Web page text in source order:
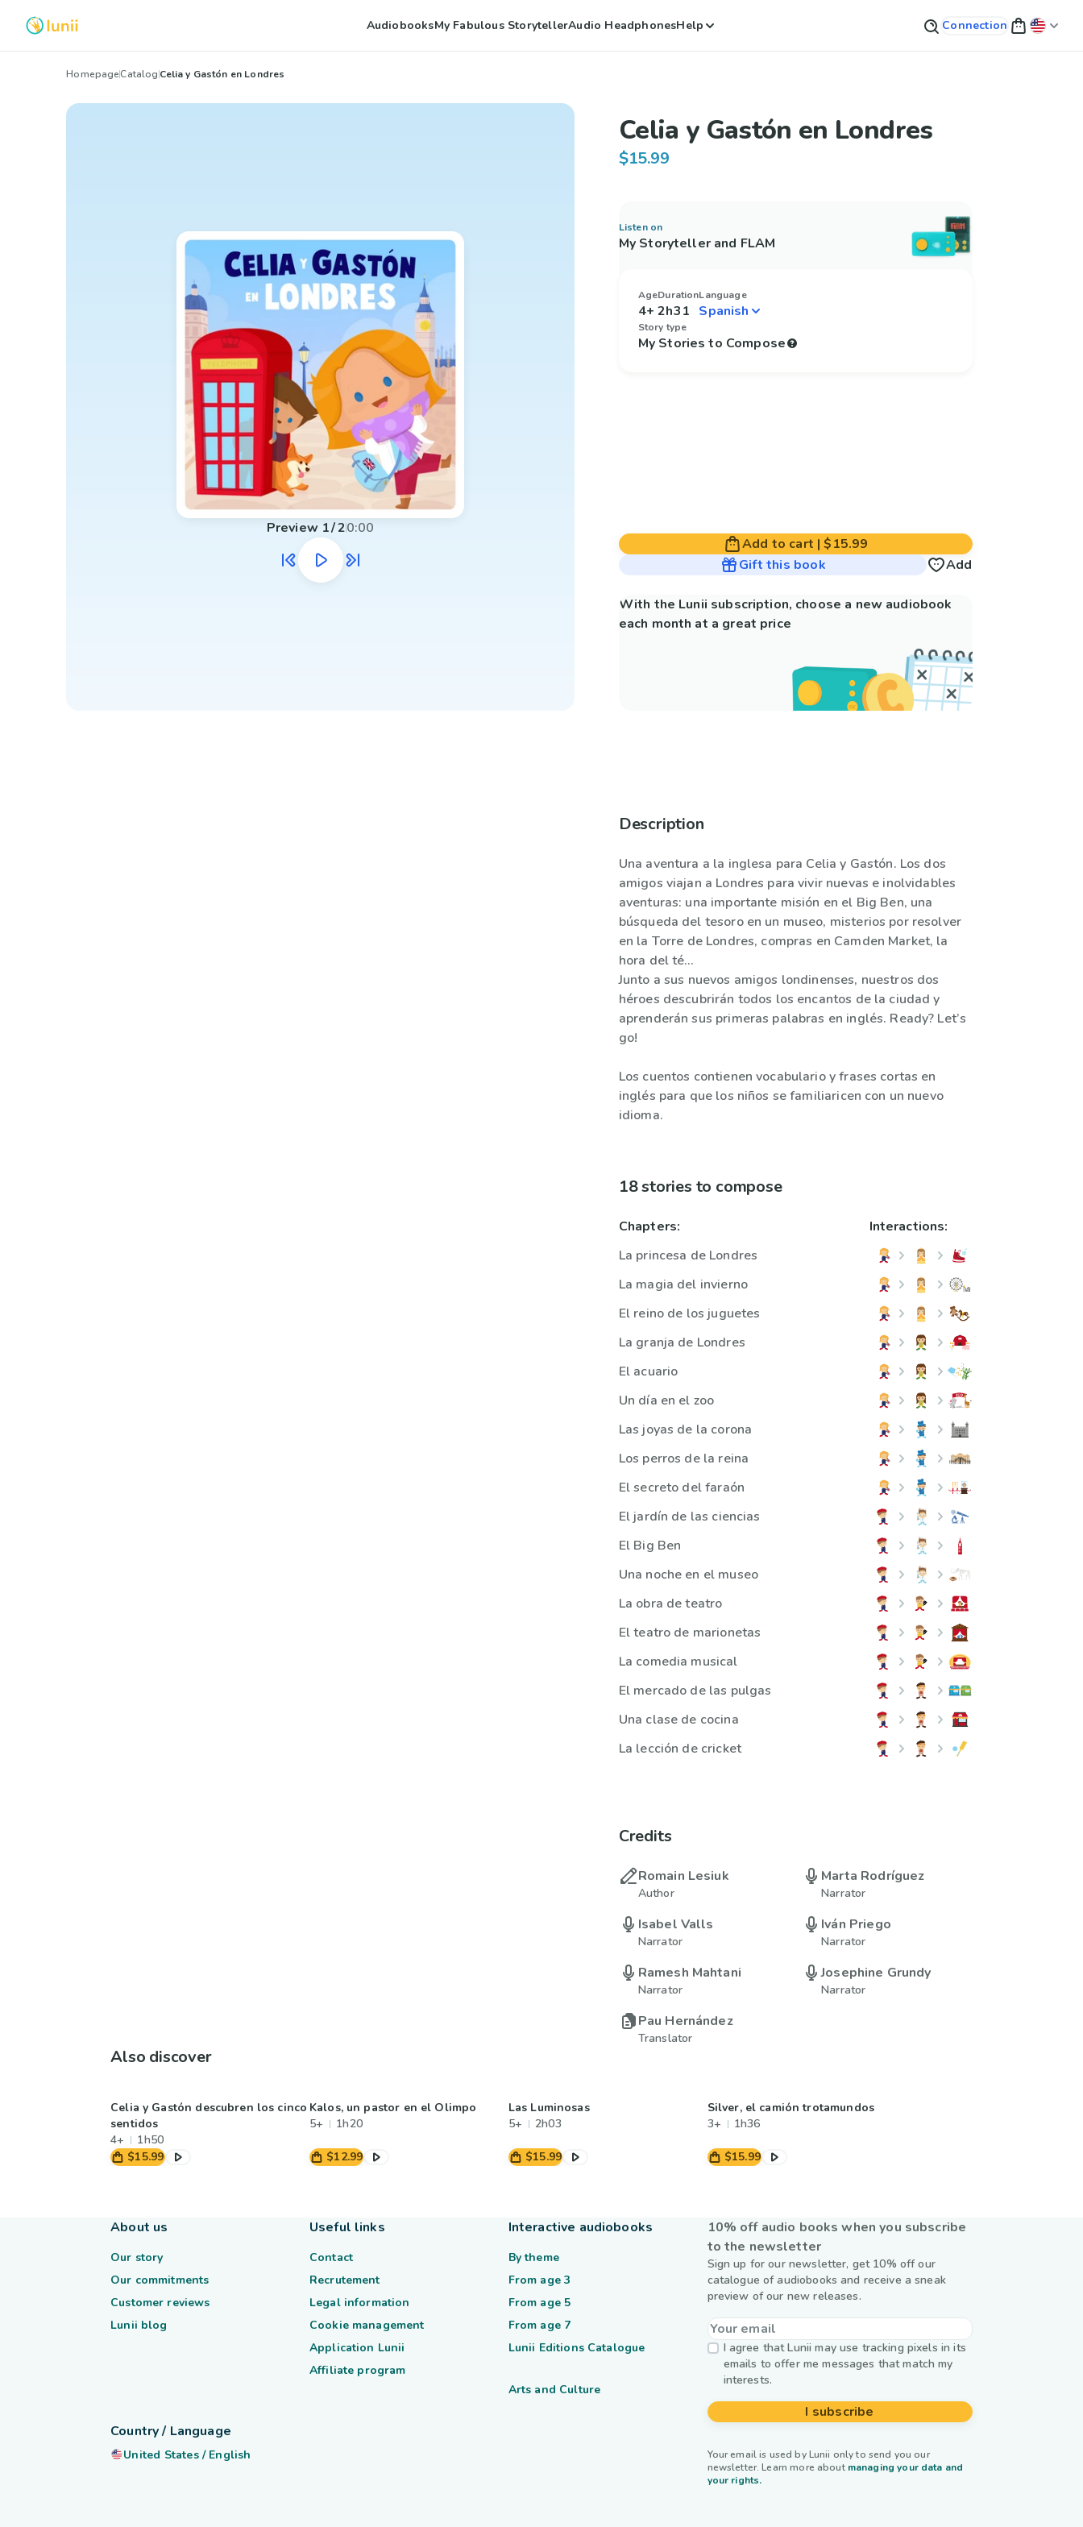
AudiobooksMy Fabulous StorytellerAudio HeadphonesHelp Connection
HomepageCatalogCelia y Gastón en Londres
Preview 1/20:00
Celia y Gastón en Londres
$15.99
Listen on
My Storyteller and FLAM
Age
4+
Duration
2h31
Language
Story type
My Stories to Compose
Add to cart |$15.99
Gift this book
Add
With the Lunii subscription, choose a new audiobook
each month at a great price
Description
Una aventura a la inglesa para Celia y Gastón. Los dos
amigos viajan a Londres para vivir nuevas e inolvidables
aventuras: una importante misión en el Big Ben, una
búsqueda del tesoro en un museo, misterios por resolver
en la Torre de Londres, compras en Camden Market, la
hora del té…
Junto a sus nuevos amigos londinenses, nuestros dos
héroes descubrirán todos los encantos de la ciudad y
aprenderán sus primeras palabras en inglés. Ready? Let’s
go!
Los cuentos contienen vocabulario y frases cortas en
inglés para que los niños se familiaricen con un nuevo
idioma.
18 stories to compose
Chapters:
La princesa de Londres
La magia del invierno
El reino de los juguetes
La granja de Londres
El acuario
Un día en el zoo
Las joyas de la corona
Los perros de la reina
El secreto del faraón
El jardín de las ciencias
El Big Ben
Una noche en el museo
La obra de teatro
El teatro de marionetas
La comedia musical
El mercado de las pulgas
Una clase de cocina
La lección de cricket
Interactions:
Credits
Romain Lesiuk
Author
Marta Rodríguez
Narrator
Isabel Valls
Narrator
Iván Priego
Narrator
Ramesh Mahtani
Narrator
Josephine Grundy
Narrator
Pau Hernández
Translator
Also discover
Celia y Gastón descubren los cinco
sentidos
4+
1h50
$15.99
Kalos, un pastor en el Olimpo
5+
1h20
$12.99
Las Luminosas
5+
2h03
$15.99
Silver, el camión trotamundos
3+
1h36
$15.99
10% off audio books when you subscribe
to the newsletter
Sign up for our newsletter, get 10% off our
catalogue of audiobooks and receive a sneak
preview of our new releases.
I agree that Lunii may use tracking pixels in its
emails to offer me messages that match my
interests.
I subscribe
Your email is used by Lunii only to send you our
newsletter. Learn more about managing your data and
your rights.
About us
Our story
Our commitments
Customer reviews
Lunii blog
Useful links
Contact
Recrutement
Legal information
Cookie management
Application Lunii
Affiliate program
Interactive audiobooks
By theme
From age 3
From age 5
From age 7
Lunii Editions Catalogue
Arts and Culture
Country / Language
United States/ English